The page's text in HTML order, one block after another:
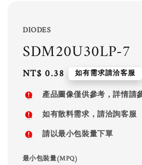
DIODES
SDM20U30LP-7
Regular
price
NT$ 0.38 如有需求請洽客服
產品圖像僅供參考，詳情請
如有散料需求，請洽詢客服
請以最小包裝量下單
最小包裝量(MPQ)